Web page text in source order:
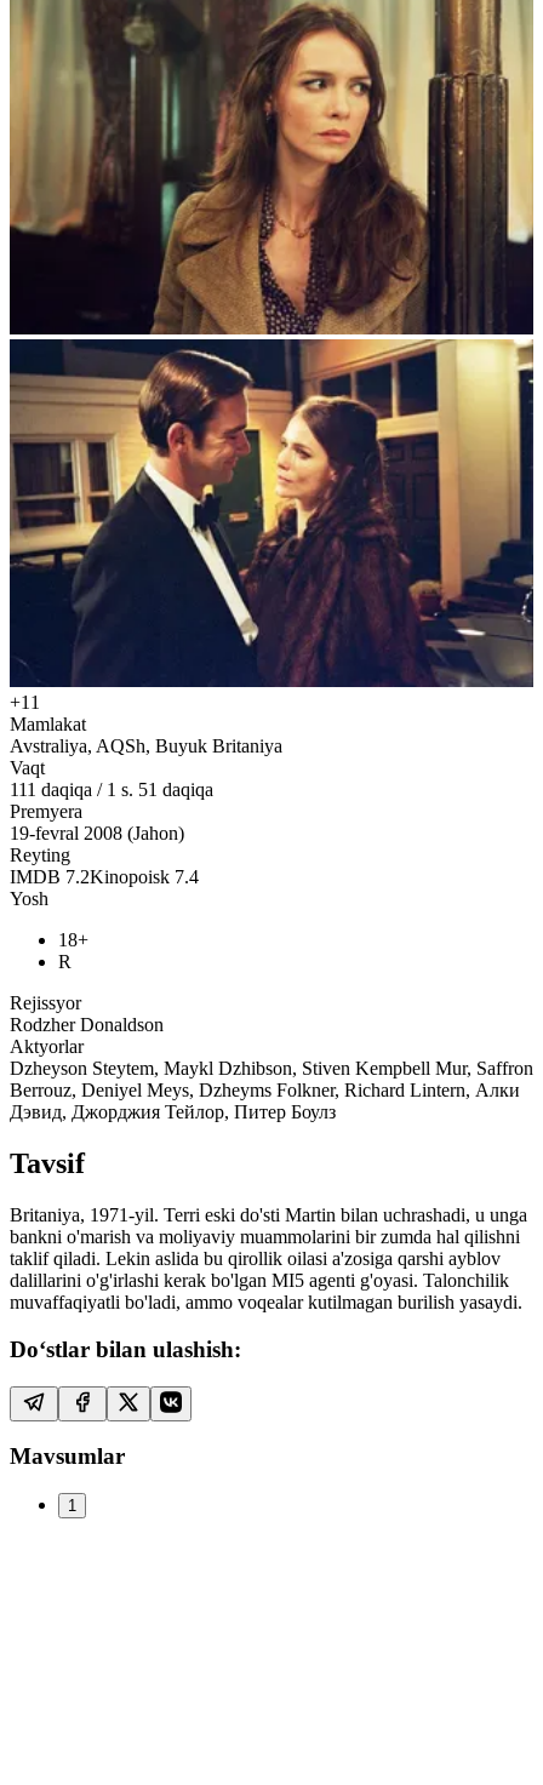
+11
Mamlakat
Avstraliya, AQSh, Buyuk Britaniya
Vaqt
111 daqiqa / 1 s. 51 daqiqa
Premyera
19-fevral 2008 (Jahon)
Reyting
IMDB 7.2Kinopoisk 7.4
Yosh
18+
R
Rejissyor
Rodzher Donaldson
Aktyorlar
Dzheyson Steytem, Maykl Dzhibson, Stiven Kempbell Mur, Saffron
Berrouz, Deniyel Meys, Dzheyms Folkner, Richard Lintern, Алки
Дэвид, Джорджия Тейлор, Питер Боулз
Tavsif
Britaniya, 1971-yil. Terri eski do'sti Martin bilan uchrashadi, u unga
bankni o'marish va moliyaviy muammolarini bir zumda hal qilishni
taklif qiladi. Lekin aslida bu qirollik oilasi a'zosiga qarshi ayblov
dalillarini o'g'irlashi kerak bo'lgan MI5 agenti g'oyasi. Talonchilik
muvaffaqiyatli bo'ladi, ammo voqealar kutilmagan burilish yasaydi.
Do‘stlar bilan ulashish:
Mavsumlar
1